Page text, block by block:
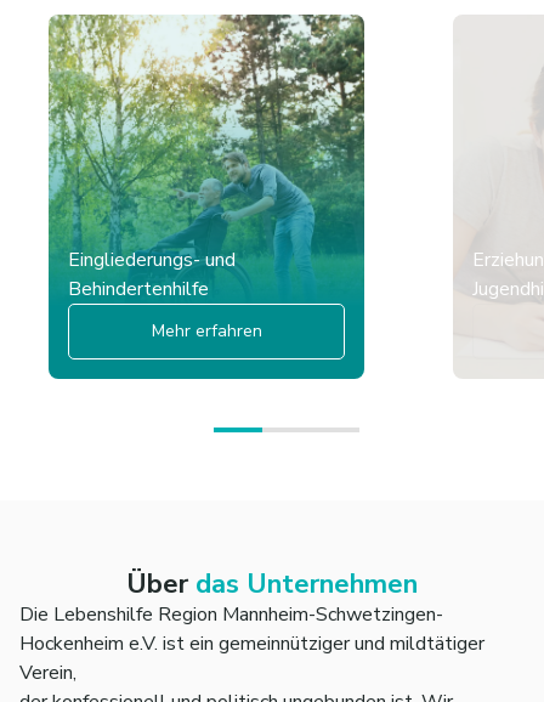
Eingliederungs- und
Behindertenhilfe
Mehr erfahren
Über das Unternehmen
Die Lebenshilfe Region Mannheim-Schwetzingen-
Hockenheim e.V. ist ein gemeinnütziger und mildtätiger
Verein,